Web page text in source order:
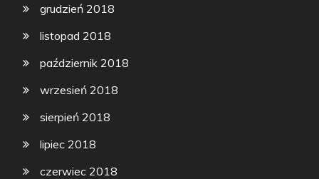
grudzień 2018
listopad 2018
październik 2018
wrzesień 2018
sierpień 2018
lipiec 2018
czerwiec 2018